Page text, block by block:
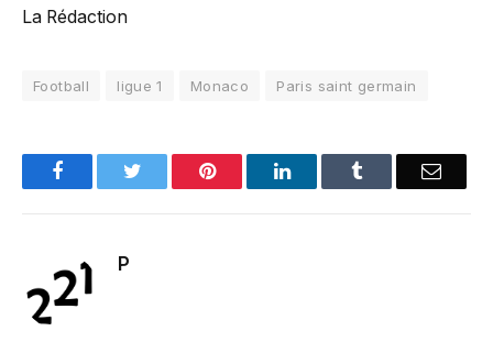
La Rédaction
Football ligue 1 Monaco Paris saint germain
FacebookTwitter Pinterest LinkedInTumblr Email
P